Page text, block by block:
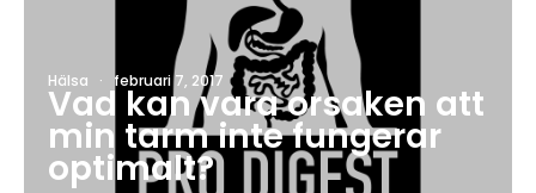
Hälsa · februari 7, 2017
Vad kan vara orsaken att
min tarm inte fungerar
optimalt?